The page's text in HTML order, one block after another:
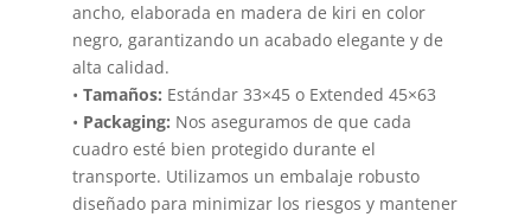
ancho, elaborada en madera de kiri en color
negro, garantizando un acabado elegante y de
alta calidad.
• Tamaños: Estándar 33×45 o Extended 45×63
• Packaging: Nos aseguramos de que cada
cuadro esté bien protegido durante el
transporte. Utilizamos un embalaje robusto
diseñado para minimizar los riesgos y mantener